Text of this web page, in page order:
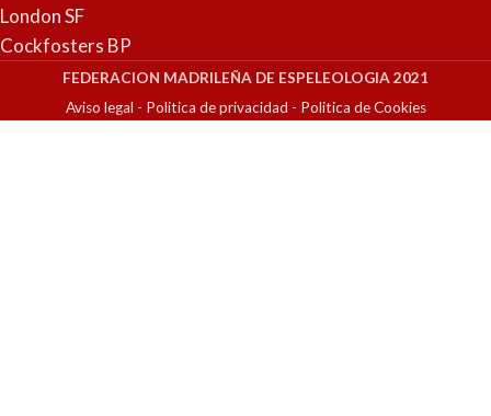
London SF
Cockfosters BP
FEDERACION MADRILEÑA DE ESPELEOLOGIA 2021
Aviso legal - Politica de privacidad - Politica de Cookies